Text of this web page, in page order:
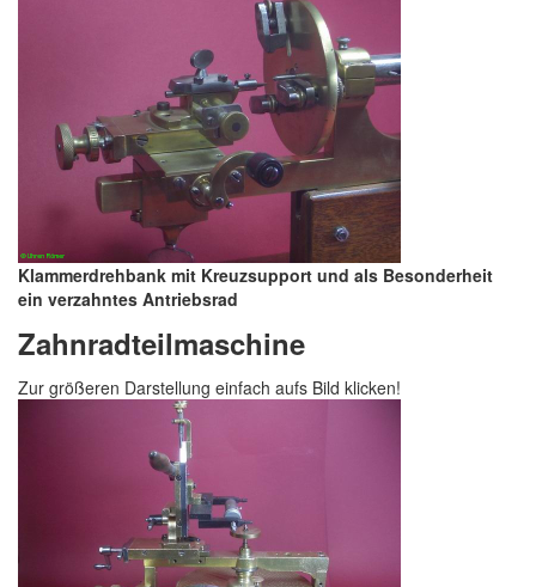
Klammerdrehbank mit Kreuzsupport und als Besonderheit
ein verzahntes Antriebsrad
Zahnradteilmaschine
Zur größeren Darstellung einfach aufs Bild klicken!